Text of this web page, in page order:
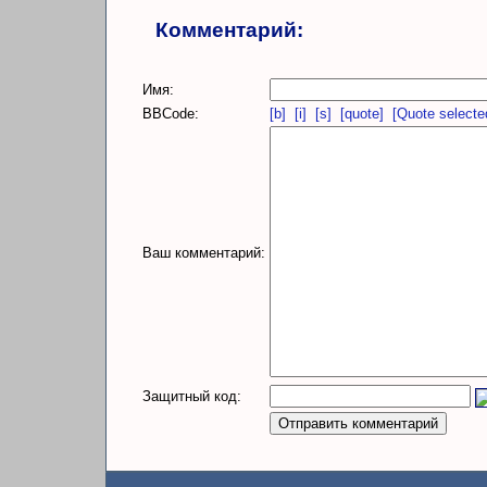
Комментарий:
Имя:
BBCode:
[b] [i] [s] [quote] [Quote
Ваш комментарий:
Защитный код: